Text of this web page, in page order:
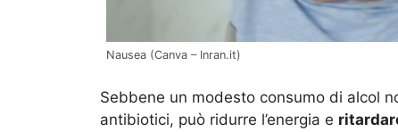
Nausea (Canva – Inran.it)
Sebbene un modesto consumo di alcol
antibiotici, può ridurre l’energia e